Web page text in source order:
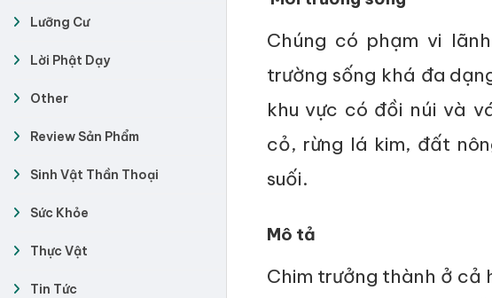
Lưỡng Cư
Lời Phật Dạy
Other
Review Sản Phẩm
Sinh Vật Thần Thoại
Sức Khỏe
Thực Vật
Tin Tức
Chúng có phạm vi
trường sống khá đa
khu vực có đồi núi và
cỏ, rừng lá kim, đất
suối.
Mô tả
Chim trưởng thành ở cả